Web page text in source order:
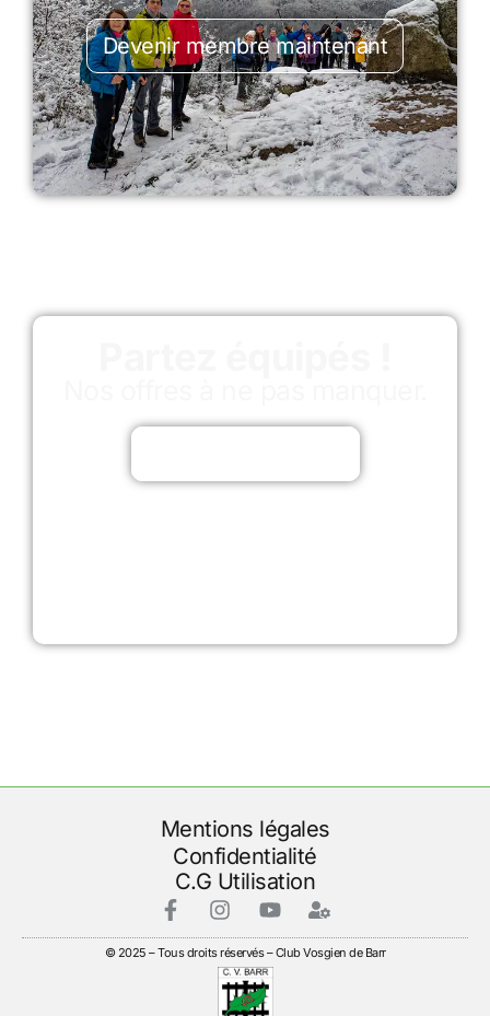
Devenir membre maintenant
Mentions légales
Confidentialité
C.G Utilisation
© 2025 – Tous droits réservés – Club Vosgien de Barr